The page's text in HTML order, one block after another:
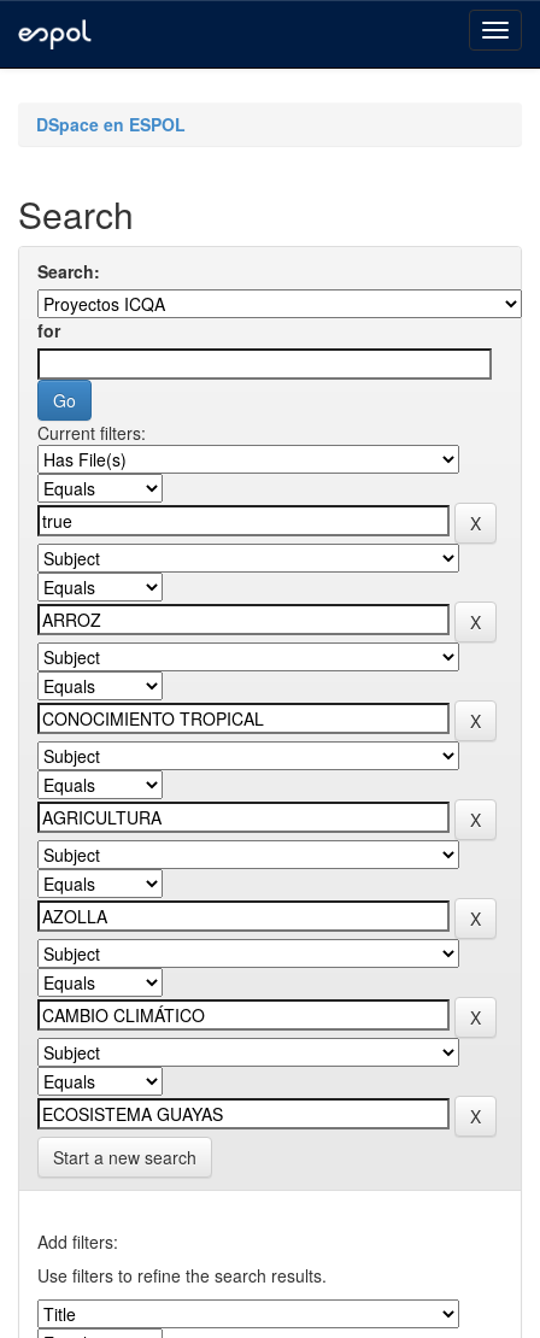
navigationDSpace en ESPOL
Search
Search:
for
Current filters:
Start a new search
Add filters:
Use filters to refine the search results.